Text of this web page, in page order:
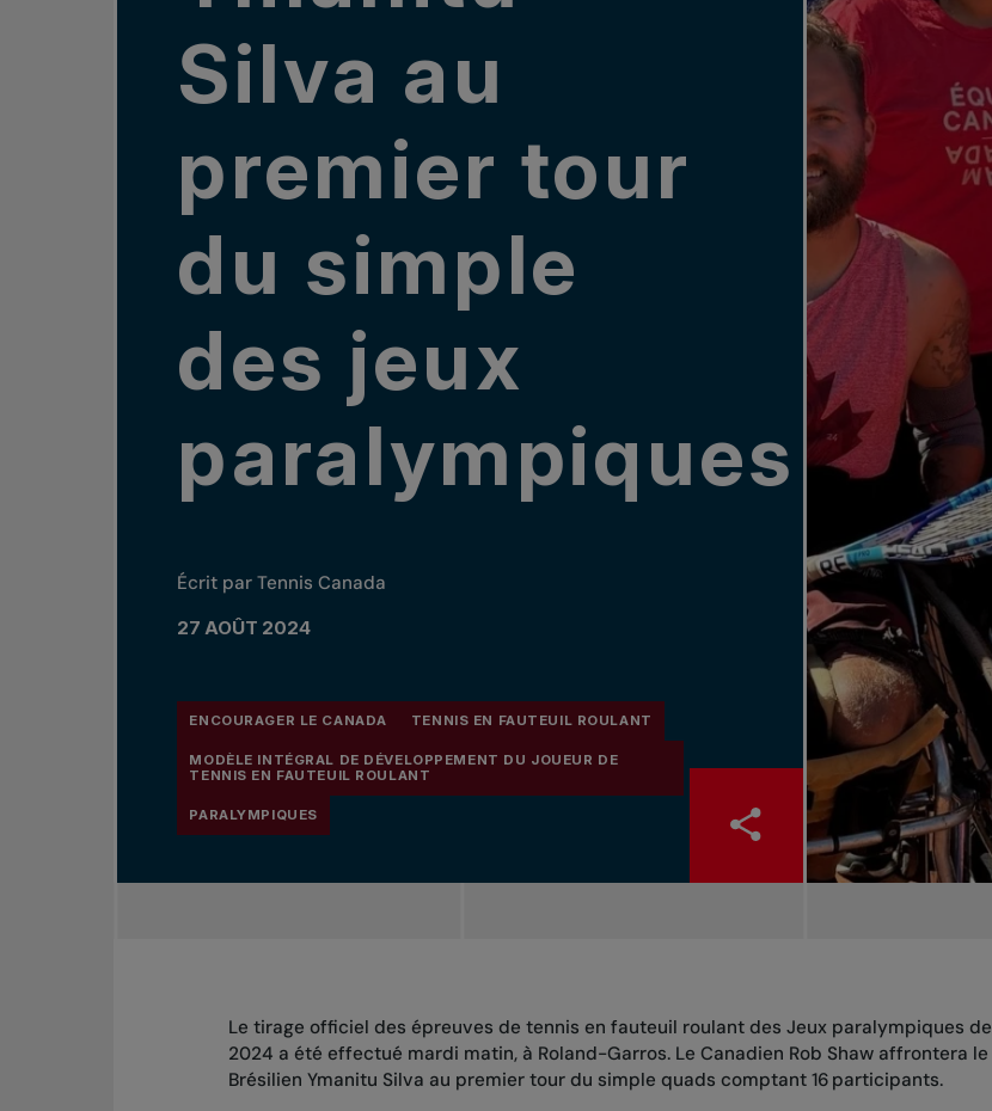
Silva au
premier tour
du simple
des jeux
paralympiques
Écrit par Tennis Canada
27 AOÛT 2024
ENCOURAGER LE CANADA TENNIS EN FAUTEUIL ROULANT
MODÈLE INTÉGRAL DE DÉVELOPPEMENT DU JOUEUR DE
TENNIS EN FAUTEUIL ROULANT
PARALYMPIQUES
Le tirage officiel des épreuves de tennis en fauteuil roulant des Jeux paralympiques de
2024 a été effectué mardi matin, à Roland-Garros. Le Canadien Rob Shaw affrontera le
Brésilien Ymanitu Silva au premier tour du simple quads comptant 16 participants.